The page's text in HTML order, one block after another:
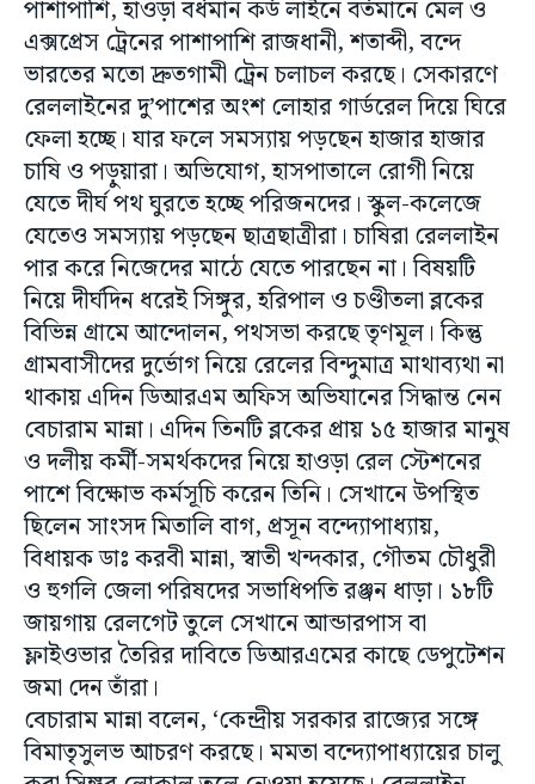
পাশাপাশি, হাওড়া বর্ধমান কর্ড লাইনে বর্তমানে মেল ও
এক্সপ্রেস ট্রেনের পাশাপাশি রাজধানী, শতাব্দী, বন্দে
ভারতের মতো দ্রুতগামী ট্রেন চলাচল করছে। সেকারণে
রেললাইনের দু’পাশের অংশ লোহার গার্ডরেল দিয়ে ঘিরে
ফেলা হচ্ছে। যার ফলে সমস্যায় পড়ছেন হাজার হাজার
চাষি ও পড়ুয়ারা। অভিযোগ, হাসপাতালে রোগী নিয়ে
যেতে দীর্ঘ পথ ঘুরতে হচ্ছে পরিজনদের। স্কুল-কলেজে
যেতেও সমস্যায় পড়ছেন ছাত্রছাত্রীরা। চাষিরা রেললাইন
পার করে নিজেদের মাঠে যেতে পারছেন না। বিষয়টি
নিয়ে দীর্ঘদিন ধরেই সিঙ্গুর, হরিপাল ও চণ্ডীতলা ব্লকের
বিভিন্ন গ্রামে আন্দোলন, পথসভা করছে তৃণমূল। কিন্তু
গ্রামবাসীদের দুর্ভোগ নিয়ে রেলের বিন্দুমাত্র মাথাব্যথা না
থাকায় এদিন ডিআরএম অফিস অভিযানের সিদ্ধান্ত নেন
বেচারাম মান্না। এদিন তিনটি ব্লকের প্রায় ১৫ হাজার মানুষ
ও দলীয় কর্মী-সমর্থকদের নিয়ে হাওড়া রেল স্টেশনের
পাশে বিক্ষোভ কর্মসূচি করেন তিনি। সেখানে উপস্থিত
ছিলেন সাংসদ মিতালি বাগ, প্রসূন বন্দ্যোপাধ্যায়,
বিধায়ক ডাঃ করবী মান্না, স্বাতী খন্দকার, গৌতম চৌধুরী
ও হুগলি জেলা পরিষদের সভাধিপতি রঞ্জন ধাড়া। ১৮টি
জায়গায় রেলগেট তুলে সেখানে আন্ডারপাস বা
ফ্লাইওভার তৈরির দাবিতে ডিআরএমের কাছে ডেপুটেশন
জমা দেন তাঁরা।
বেচারাম মান্না বলেন, ‘কেন্দ্রীয় সরকার রাজ্যের সঙ্গে
বিমাতৃসুলভ আচরণ করছে। মমতা বন্দ্যোপাধ্যায়ের চালু